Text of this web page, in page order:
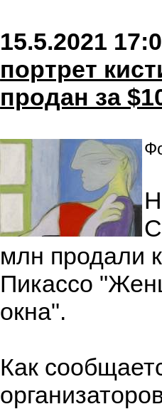
15.5.2021
портрет
продан за
млн продали
Пикассо
окна".
Как